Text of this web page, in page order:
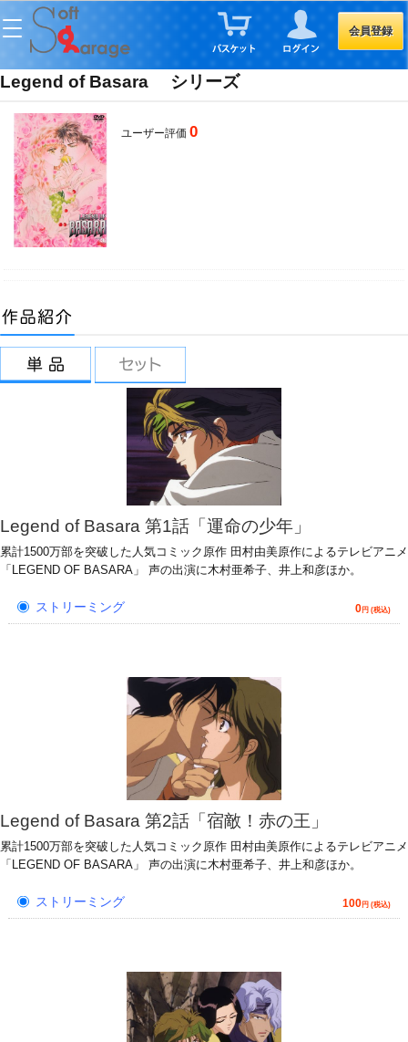
会員登録
Legend of Basara シリーズ
ユーザー評価0
Legend of Basara 第1話「運命の少年」
累計1500万部を突破した人気コミック原作 田村由美原作によるテレビアニメ
「LEGEND OF BASARA」 声の出演に木村亜希子、井上和彦ほか。
ストリーミング 0円 (税込)
Legend of Basara 第2話「宿敵！赤の王」
累計1500万部を突破した人気コミック原作 田村由美原作によるテレビアニメ
「LEGEND OF BASARA」 声の出演に木村亜希子、井上和彦ほか。
ストリーミング 100円 (税込)